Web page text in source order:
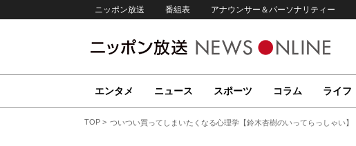
ニッポン放送 番組表 アナウンサー＆パーソナリティー
エンタメ ニュース スポーツ コラム ライフ
TOP ついつい買ってしまいたくなる心理学【鈴木杏樹のいってらっしゃい】